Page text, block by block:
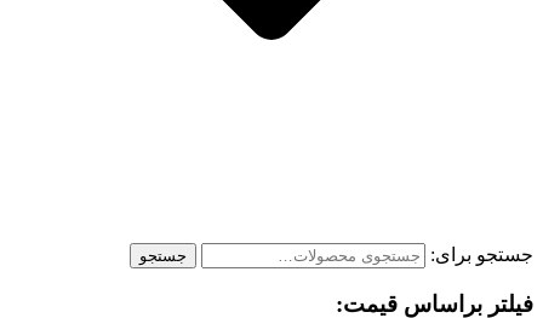
جستجو برای: جستجو
فیلتر براساس قیمت: